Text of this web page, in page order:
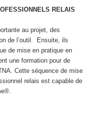
RELAIS
au projet, des
de l’outil. Ensuite, ils
de mise en pratique en
une formation pour de
Cette séquence de mise
relais est capable de